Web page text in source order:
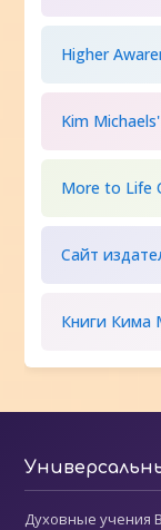
Higher
Kim
More to Life
Сайт
Книги Кима
Духовные учения